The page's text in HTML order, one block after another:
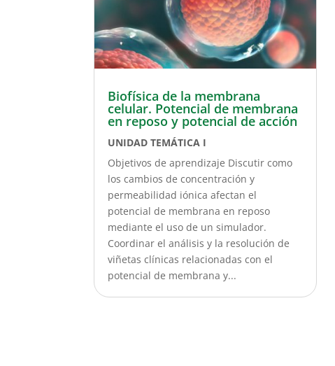
Biofísica de la membrana
celular. Potencial de membrana
en reposo y potencial de acción
UNIDAD TEMÁTICA I
Objetivos de aprendizaje Discutir como
los cambios de concentración y
permeabilidad iónica afectan el
potencial de membrana en reposo
mediante el uso de un simulador.
Coordinar el análisis y la resolución de
viñetas clínicas relacionadas con el
potencial de membrana y...